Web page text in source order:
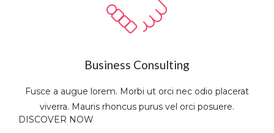
Business Consulting
Fusce a augue lorem. Morbi ut orci nec odio placerat
viverra. Mauris rhoncus purus vel orci posuere.
DISCOVER NOW